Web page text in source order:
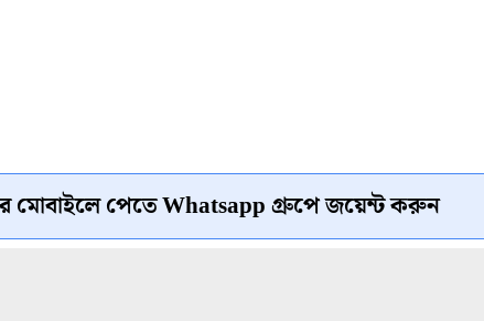
মোবাইলে পেতে Whatsapp গ্রুপে জয়েন্ট করুন